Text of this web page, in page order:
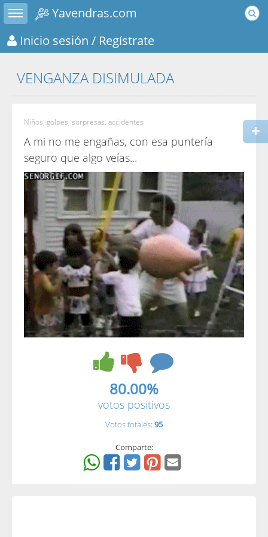
Toggle sidebar
Yavendras.com
Inicio sesión / Regístrate
VENGANZA DISIMULADA
Niños, golpes, sorpresas, accidentes
A mi no me engañas, con esa puntería
seguro que algo veías...
80.00%
votos positivos
Votos totales: 95
Comparte: